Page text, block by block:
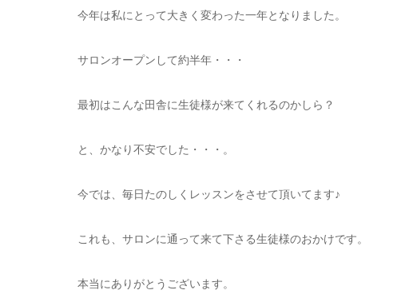
今年は私にとって大きく変わった一年となりました。
サロンオープンして約半年・・・
最初はこんな田舎に生徒様が来てくれるのかしら？
と、かなり不安でした・・・。
今では、毎日たのしくレッスンをさせて頂いてます♪
これも、サロンに通って来て下さる生徒様のおかけです。
本当にありがとうございます。